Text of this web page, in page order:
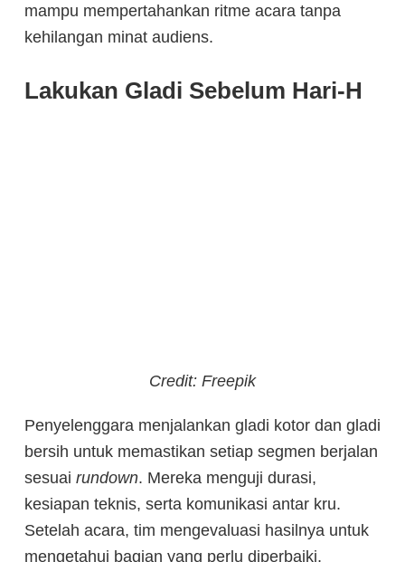
mampu mempertahankan ritme acara tanpa
kehilangan minat audiens.
Lakukan Gladi Sebelum Hari-H
Credit: Freepik
Penyelenggara menjalankan gladi kotor dan gladi
bersih untuk memastikan setiap segmen berjalan
sesuai rundown. Mereka menguji durasi,
kesiapan teknis, serta komunikasi antar kru.
Setelah acara, tim mengevaluasi hasilnya untuk
mengetahui bagian yang perlu diperbaiki,